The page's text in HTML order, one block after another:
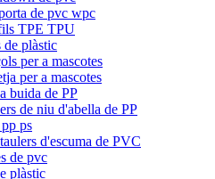
de pvc wpc
TPE TPU
de plàstic
per a mascotes
per a mascotes
buida de PP
de niu d'abella de PP
ps
d'escuma de PVC
de pvc
plàstic